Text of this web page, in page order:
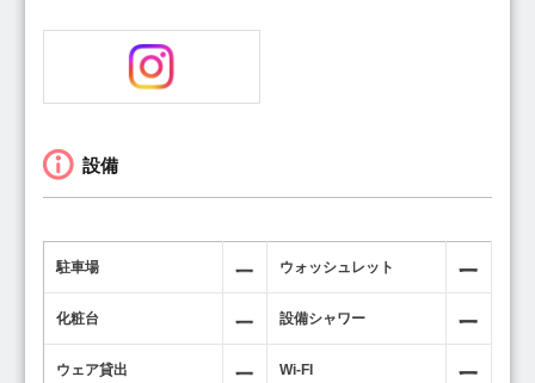
設備
駐車場 ウォッシュレット
化粧台 設備シャワー
ウェア貸出 Wi-FI